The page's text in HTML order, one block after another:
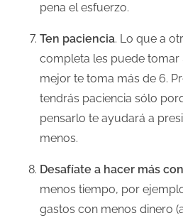
pena el esfuerzo.
Ten paciencia. Lo que a
completa les puede tomar
mejor te toma más de 6.
tendrás paciencia sólo
pensarlo te ayudará a
menos.
Desafíate a hacer más
menos tiempo, por
gastos con menos dinero